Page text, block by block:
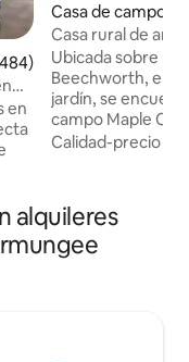
promedio: 4.94 de
en
al
Casa de campo
rth
Casa rural de arce
Ubicada sobre la
Beechworth, en
jardín, se
campo Maple
chimenea
tu estancia en tu
privada. Disfruta y descubre comida
fabulosa, vino y
la mejor ciudad
Calidad-precio
alquileres